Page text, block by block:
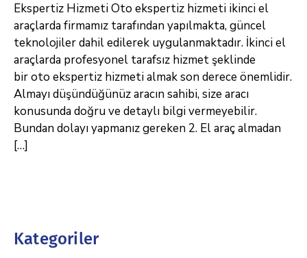
Ekspertiz Hizmeti Oto ekspertiz hizmeti ikinci el
araçlarda firmamız tarafından yapılmakta, güncel
teknolojiler dahil edilerek uygulanmaktadır. İkinci el
araçlarda profesyonel tarafsız hizmet şeklinde
bir oto ekspertiz hizmeti almak son derece önemlidir.
Almayı düşündüğünüz aracın sahibi, size aracı
konusunda doğru ve detaylı bilgi vermeyebilir.
Bundan dolayı yapmanız gereken 2. El araç almadan
[…]
Kategoriler